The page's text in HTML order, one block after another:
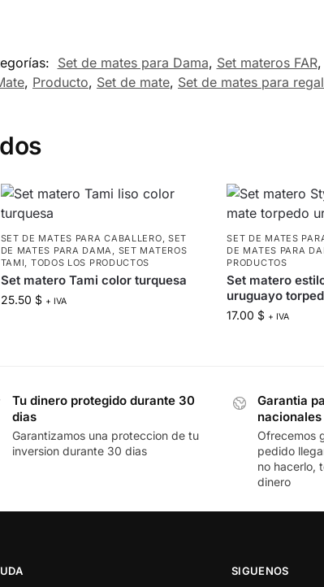
Set de mates para Dama, Set materos FAR,
, Producto, Set de mate, Set de mates para
SET DE MATES PARA CABALLERO, SET
DE MATES PARA DAMA, SET MATEROS
TAMI, TODOS LOS PRODUCTOS
Set matero Tami color turquesa
25.50 $ + IVA
SET DE MATES
DE MATES PARA
PRODUCTOS
Set matero
uruguayo
17.00 $ + IVA
Tu dinero protegido durante 30
dias
Garantizamos una proteccion de tu
inversion durante 30 dias
Garantia
Ofrecemos
pedido
no hacerlo,
dinero
SIGUENOS